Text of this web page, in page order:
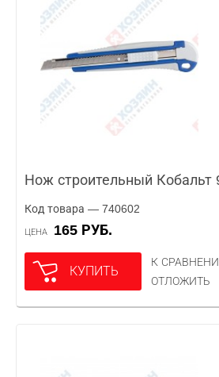
Нож строительный Кобальт
Код товара — 740602
ЦЕНА 165 РУБ.
КУПИТЬ
К
ОТЛОЖИТЬ